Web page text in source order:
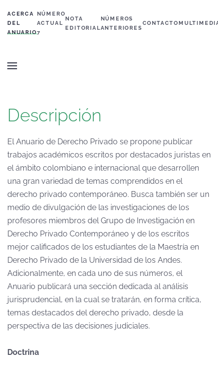
Skip to main content
ACERCA
DEL
ANUARIO
NÚMERO
ACTUAL
7
NOTA
EDITORIAL
NÚMEROS
ANTERIORES
CONTACTO
Descripción
El Anuario de Derecho Privado se propone publicar
trabajos académicos escritos por destacados juristas en
el ámbito colombiano e internacional que desarrollen
una gran variedad de temas comprendidos en el
derecho privado contemporáneo. Busca también ser un
medio de divulgación de las investigaciones de los
profesores miembros del Grupo de Investigación en
Derecho Privado Contemporáneo y de los escritos
mejor calificados de los estudiantes de la Maestría en
Derecho Privado de la Universidad de los Andes.
Adicionalmente, en cada uno de sus números, el
Anuario publicará una sección dedicada al análisis
jurisprudencial, en la cual se tratarán, en forma crítica,
temas destacados del derecho privado, desde la
perspectiva de las decisiones judiciales.
Doctrina